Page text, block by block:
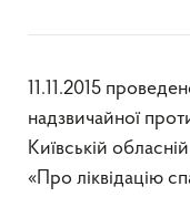
11.11.2015
надзвичайної
Київській
«Про ліквідацію